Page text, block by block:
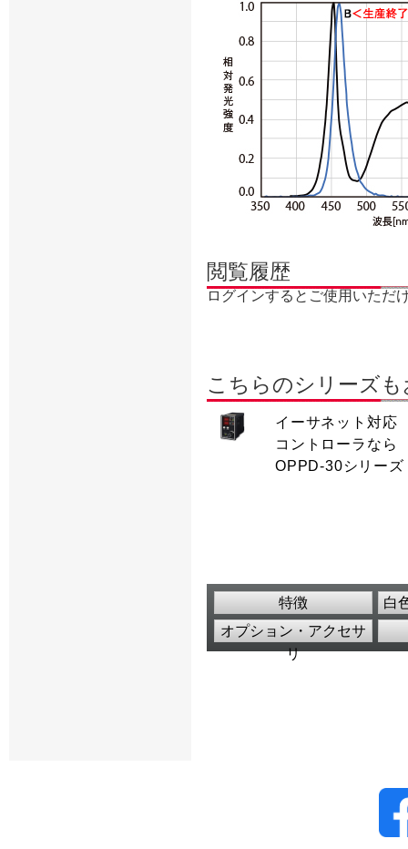
閲覧履歴
ログインするとご使用いただ
こちらのシリーズ
イーサネット対応
コントローラなら
OPPD-30シリーズ
特徴
白
オプション・アクセサ
リ